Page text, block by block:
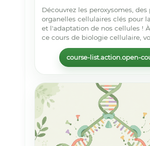
Découvrez les peroxysomes, des
organelles cellulaires clés pour
et l'adaptation de nos cellules !
ce cours de biologie cellulaire,
course-list.action.open-